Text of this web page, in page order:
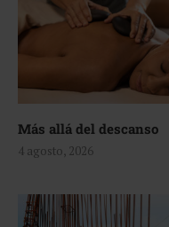
Más allá del descanso
4 agosto, 2026